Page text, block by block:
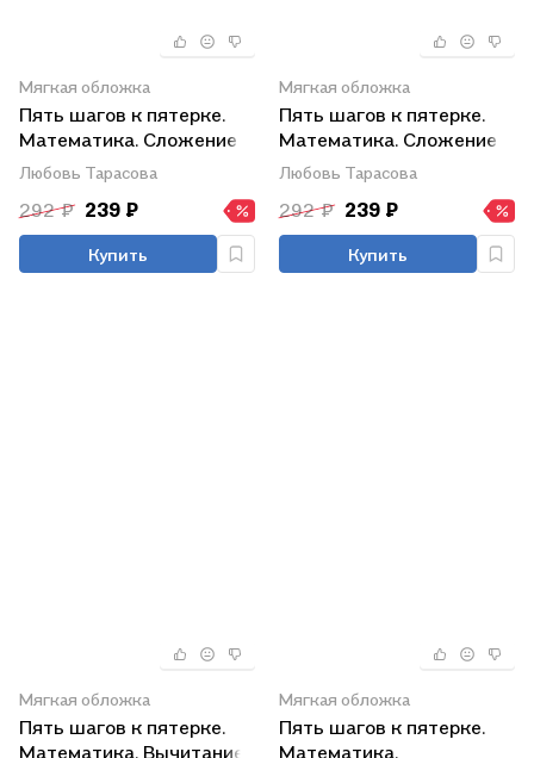
Мягкая обложка
Пять шагов к пятерке.
Математика. Сложение в
пределах 20 с переходом
через десяток. Тренажёр
по устному счету
Любовь Тарасова
292 ₽ 239 ₽
Купить
Мягкая обложка
Пять шагов к пятерке.
Математика. Сложение
двухзначного числа.
Тренажёр по устному
счету в пределах 100 с
переходом через
десяток
Любовь Тарасова
292 ₽ 239 ₽
Купить
Мягкая обложка
Пять шагов к пятерке.
Математика. Вычитание.
Мягкая обложка
Пять шагов к пятерке.
Математика.